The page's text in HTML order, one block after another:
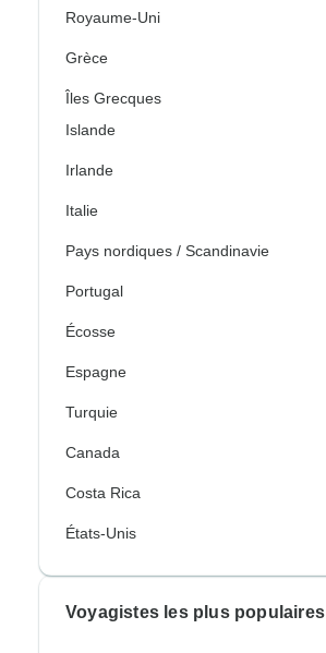
Royaume-Uni
Grèce
Îles Grecques
Islande
Irlande
Italie
Pays nordiques / Scandinavie
Portugal
Écosse
Espagne
Turquie
Canada
Costa Rica
États-Unis
Voyagistes les plus populaires